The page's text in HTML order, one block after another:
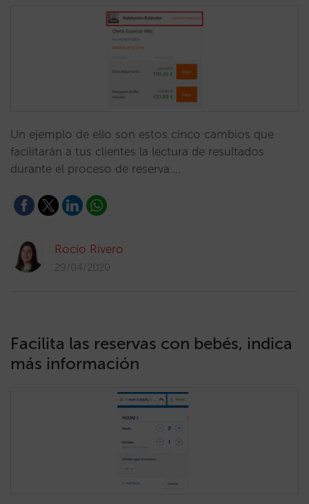
Un ejemplo de ello son estos cinco cambios que
facilitarán a tus clientes la lectura de resultados
durante el proceso de reserva.…
Rocío Rivero
29/04/2020
Facilita las reservas con bebés, indica
más información